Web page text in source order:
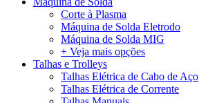
Corte à Plasma
Máquina de Solda Eletrodo
Máquina de Solda MIG
+ Veja mais opções
Talhas e Trolleys
Talhas Elétrica de Cabo de Aço
Talhas Elétrica de Corrente